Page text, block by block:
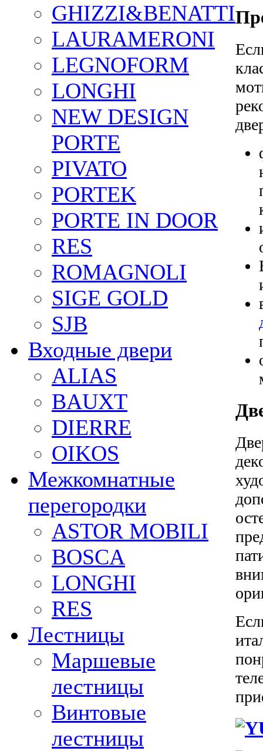
GHIZZI&BENATTI
LAURAMERONI
LEGNOFORM
LONGHI
NEW DESIGN
PORTE
PIVATO
PORTEK
PORTE IN DOOR
RES
ROMAGNOLI
SIGE GOLD
SJB
Входные двери
ALIAS
BAUXT
DIERRE
OIKOS
Межкомнатные
перегородки
ASTOR MOBILI
BOSCA
LONGHI
RES
Лестницы
Маршевые
лестницы
Винтовые
лестницы